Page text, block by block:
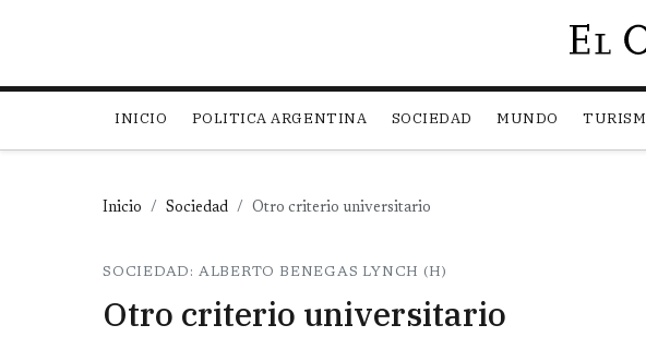
INICIO POLITICA ARGENTINA SOCIEDAD MUNDO
Inicio Sociedad Otro criterio universitario
SOCIEDAD: ALBERTO BENEGAS LYNCH (H)
Otro criterio universitario